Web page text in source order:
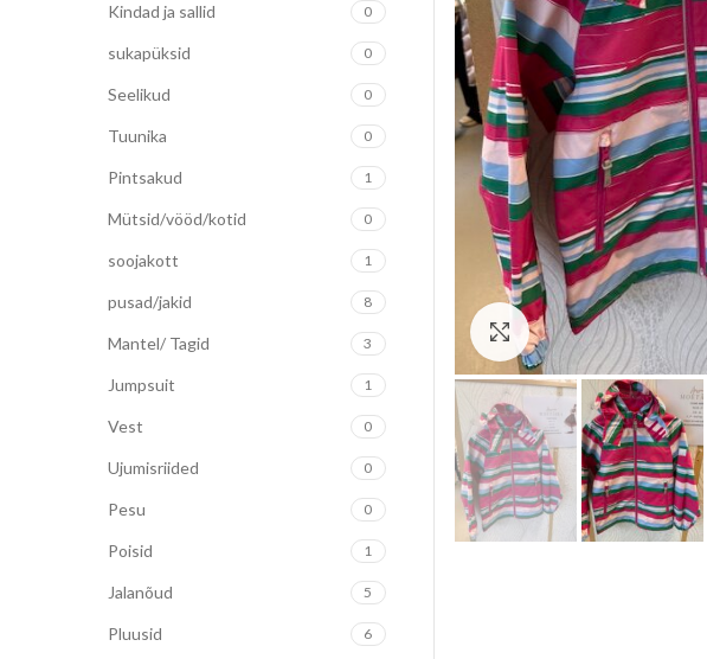
Suurenda
Kindad ja sallid 0
sukapüksid 0
Seelikud 0
Tuunika 0
Pintsakud 1
Mütsid/vööd/kotid 0
soojakott 1
pusad/jakid 8
Mantel/ Tagid 3
Jumpsuit 1
Vest 0
Ujumisriided 0
Pesu 0
Poisid 1
Jalanõud 5
Pluusid 6